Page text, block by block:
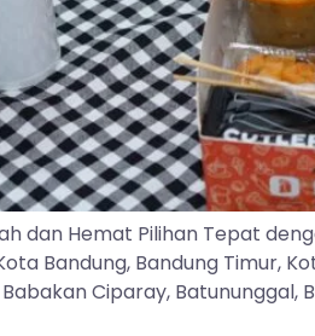
dan Hemat Pilihan Tepat
Bandung, Bandung Timur,
Ciparay, Batununggal,